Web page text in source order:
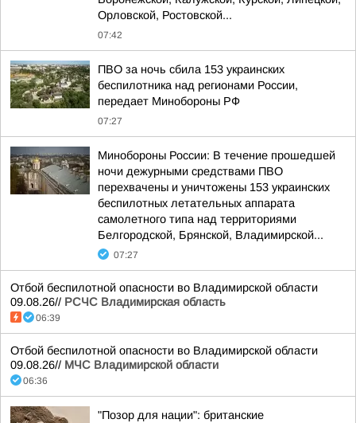
Орловской, Ростовской...
07:42
ПВО за ночь сбила 153 украинских
беспилотника над регионами России,
передает Минобороны РФ
07:27
Минобороны России: В течение прошедшей
ночи дежурными средствами ПВО
перехвачены и уничтожены 153 украинских
беспилотных летательных аппарата
самолетного типа над территориями
Белгородской, Брянской, Владимирской...
07:27
Отбой беспилотной опасности во Владимирской области
09.08.26// РСЧС Владимирская область
06:39
Отбой беспилотной опасности во Владимирской области
09.08.26// МЧС Владимирской области
06:36
"Позор для нации": британские